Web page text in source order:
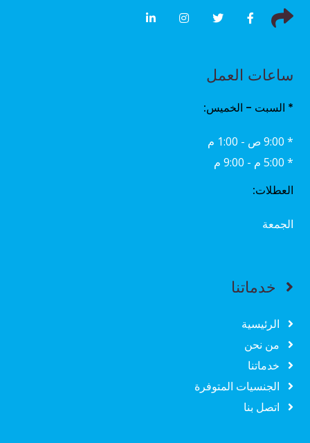
ساعات العمل
* السبت - الخميس:
* 9:00 ص - 1:00 م
* 5:00 م - 9:00 م
العطلات:
الجمعة
خدماتنا
الرئيسية
من نحن
خدماتنا
الجنسيات المتوفرة
اتصل بنا